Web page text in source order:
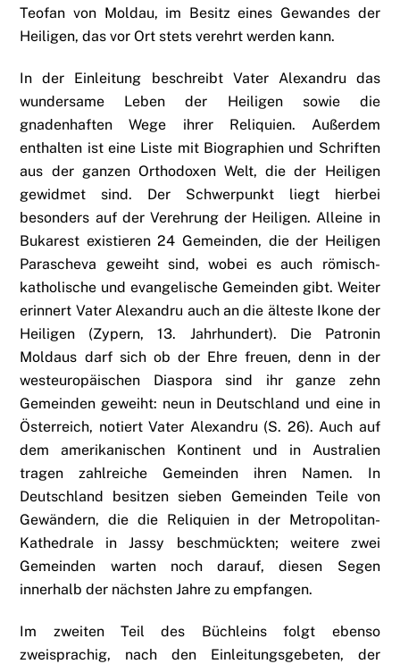
Teofan von Moldau, im Besitz eines Gewandes der
Heiligen, das vor Ort stets verehrt werden kann.
In der Einleitung beschreibt Vater Alexandru das
wundersame Leben der Heiligen sowie die
gnadenhaften Wege ihrer Reliquien. Außerdem
enthalten ist eine Liste mit Biographien und Schriften
aus der ganzen Orthodoxen Welt, die der Heiligen
gewidmet sind. Der Schwerpunkt liegt hierbei
besonders auf der Verehrung der Heiligen. Alleine in
Bukarest existieren 24 Gemeinden, die der Heiligen
Parascheva geweiht sind, wobei es auch römisch-
katholische und evangelische Gemeinden gibt. Weiter
erinnert Vater Alexandru auch an die älteste Ikone der
Heiligen (Zypern, 13. Jahrhundert). Die Patronin
Moldaus darf sich ob der Ehre freuen, denn in der
westeuropäischen Diaspora sind ihr ganze zehn
Gemeinden geweiht: neun in Deutschland und eine in
Österreich, notiert Vater Alexandru (S. 26). Auch auf
dem amerikanischen Kontinent und in Australien
tragen zahlreiche Gemeinden ihren Namen. In
Deutschland besitzen sieben Gemeinden Teile von
Gewändern, die die Reliquien in der Metropolitan-
Kathedrale in Jassy beschmückten; weitere zwei
Gemeinden warten noch darauf, diesen Segen
innerhalb der nächsten Jahre zu empfangen.
Im zweiten Teil des Büchleins folgt ebenso
zweisprachig, nach den Einleitungsgebeten, der